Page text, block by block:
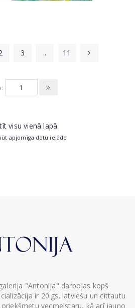
3 .. 11
visu vienā lapā
apjomīga datu ielāde
"Antonija" darbojas kopš
ir 20.gs. latviešu un cittautu
priekšmetu vecmeistaru, kā arī jauno